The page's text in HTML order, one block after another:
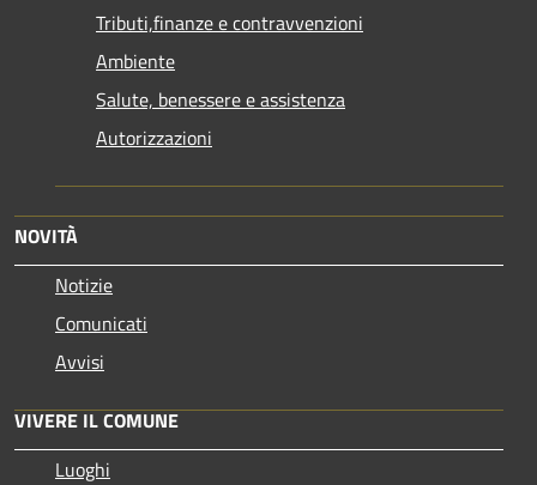
Tributi,finanze e contravvenzioni
Ambiente
Salute, benessere e assistenza
Autorizzazioni
NOVITÀ
Notizie
Comunicati
Avvisi
VIVERE IL COMUNE
Luoghi